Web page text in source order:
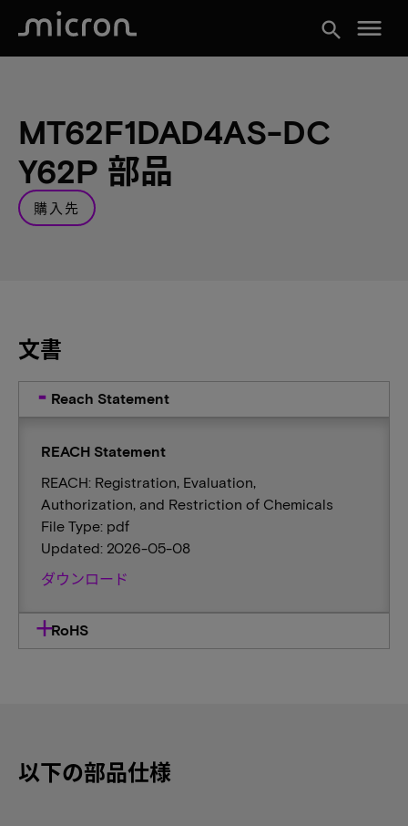
search menu
MT62F1DAD4AS-DC
Y62P 部品
購入先
文書
Reach Statement
REACH Statement
REACH: Registration, Evaluation,
Authorization, and Restriction of Chemicals
File Type: pdf
Updated: 2026-05-08
ダウンロード
RoHS
以下の部品仕様